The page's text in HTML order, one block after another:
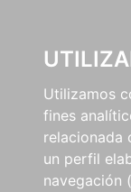
Utilizamos
fines
relacionada
un perfil
navegación